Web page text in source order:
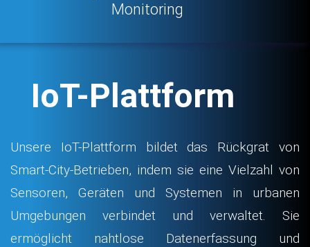
Monitoring
IoT-Plattform
Unsere IoT-Plattform bildet das Rückgrat von
Smart-City-Betrieben, indem sie eine Vielzahl von
Sensoren, Geräten und Systemen in urbanen
Umgebungen verbindet und verwaltet. Sie
ermöglicht nahtlose Datenerfassung und